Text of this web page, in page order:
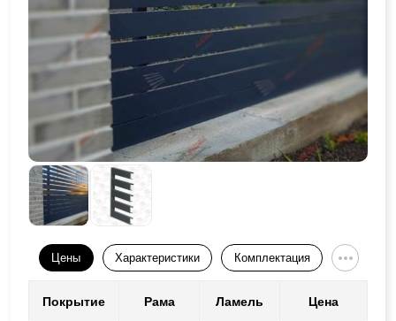
Цены Характеристики Комплектация
Покрытие Рама Ламель Цена